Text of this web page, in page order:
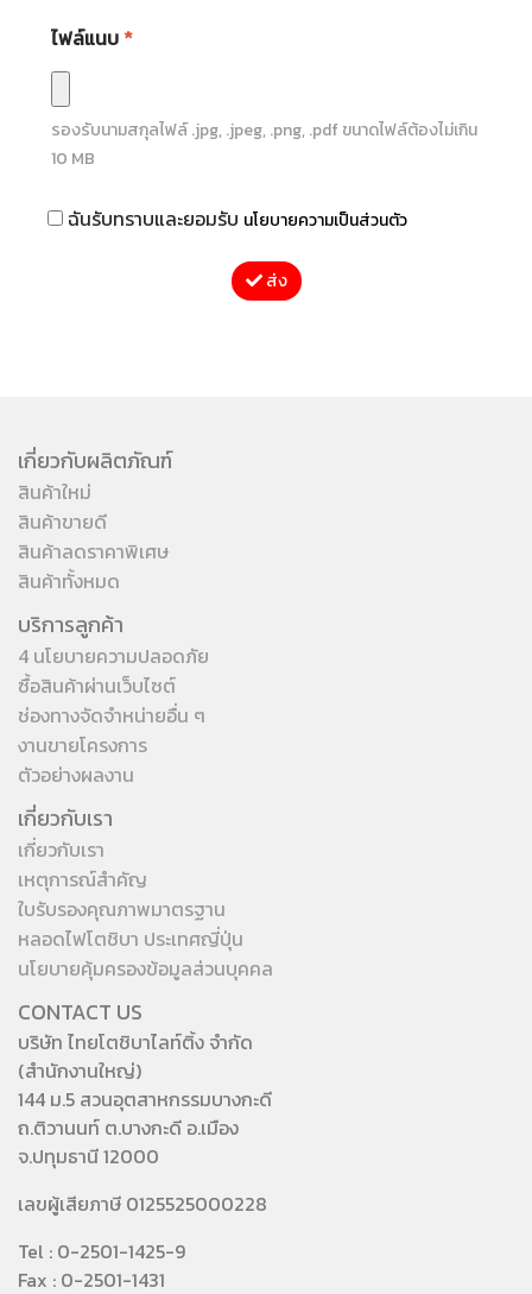
ไฟล์แนบ *
รองรับนามสกุลไฟล์.jpg, .jpeg, .png, .pdfขนาดไฟล์ต้องไม่เกิน
10 MB
ฉันรับทราบและยอมรับ นโยบายความเป็นส่วนตัว
ส่ง
เกี่ยวกับผลิตภัณฑ์
สินค้าใหม่
สินค้าขายดี
สินค้าลดราคาพิเศษ
สินค้าทั้งหมด
บริการลูกค้า
4 นโยบายความปลอดภัย
ซื้อสินค้าผ่านเว็บไซต์
ช่องทางจัดจำหน่ายอื่น ๆ
งานขายโครงการ
ตัวอย่างผลงาน
เกี่ยวกับเรา
เกี่ยวกับเรา
เหตุการณ์สำคัญ
ใบรับรองคุณภาพมาตรฐาน
หลอดไฟโตชิบา ประเทศญี่ปุ่น
นโยบายคุ้มครองข้อมูลส่วนบุคคล
CONTACT US
บริษัท ไทยโตชิบาไลท์ติ้ง จำกัด
(สำนักงานใหญ่)
144 ม.5 สวนอุตสาหกรรมบางกะดี
ถ.ติวานนท์ ต.บางกะดี อ.เมือง
จ.ปทุมธานี 12000
เลขผู้เสียภาษี 0125525000228
Tel : 0-2501-1425-9
Fax : 0-2501-1431